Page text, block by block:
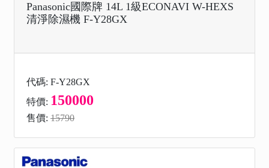
Panasonic國際牌 14L 1級ECONAVI W-HEXS
清淨除濕機 F-Y28GX
代碼: F-Y28GX
特價: 150000
售價: 15790